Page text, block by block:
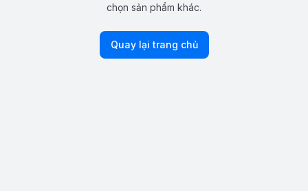
chọn sản phẩm khác.
Quay lại trang chủ